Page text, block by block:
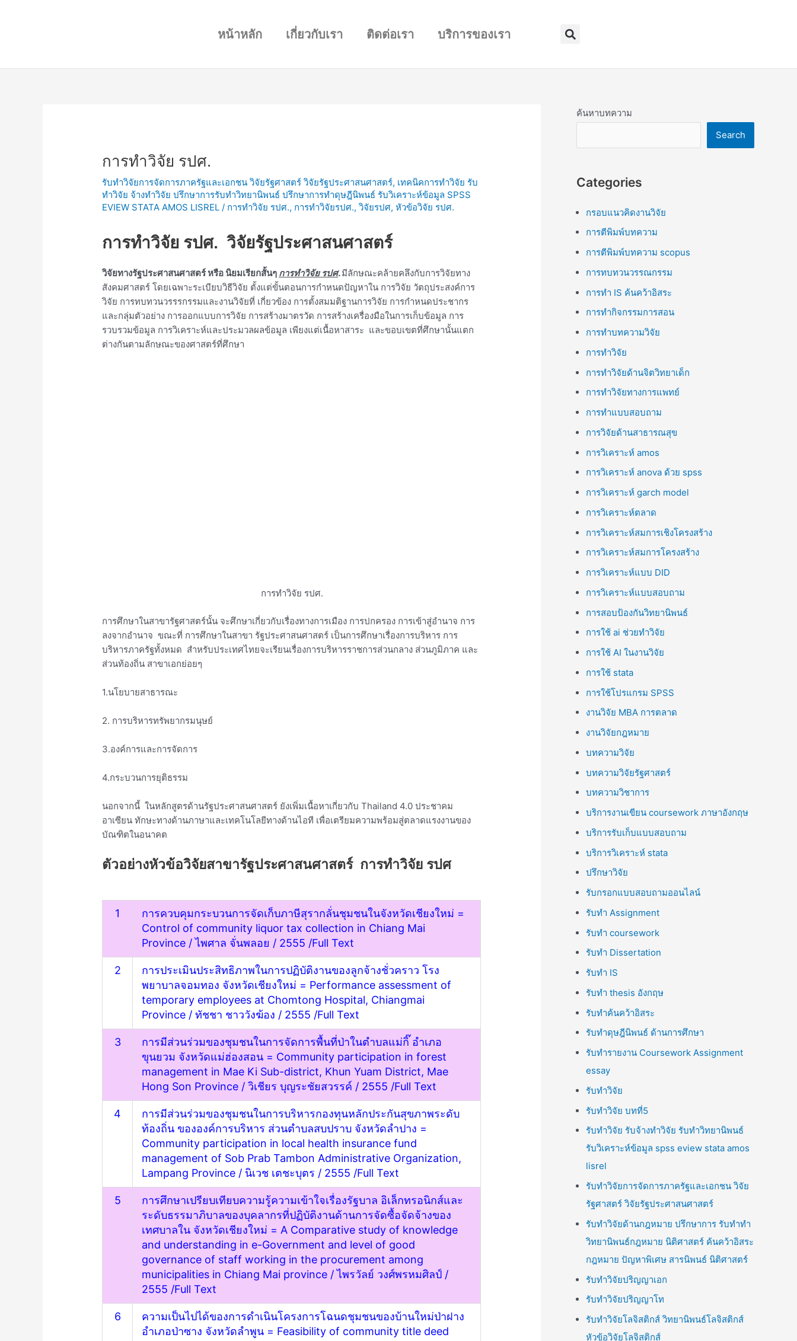
หน้าหลัก เกี่ยวกับเรา ติดต่อเรา บริการของเรา Search
การทำวิจัย รปศ.
รับทำวิจัยการจัดการภาครัฐและเอกชน วิจัยรัฐศาสตร์ วิจัยรัฐประศาสนศาสตร์, เทคนิคการทำวิจัย รับ
ทำวิจัย จ้างทำวิจัย ปรึกษาการรับทำวิทยานิพนธ์ ปรึกษาการทำดุษฎีนิพนธ์ รับวิเคราะห์ข้อมูล SPSS
EVIEW STATA AMOS LISREL / การทำวิจัย รปศ., การทำวิจัยรปศ.,วิจัยรปศ,หัวข้อวิจัย รปศ.
การทำวิจัย รปศ. วิจัยรัฐประศาสนศาสตร์
วิจัยทางรัฐประศาสนศาสตร์ หรือ นิยมเรียกสั้นๆ การทำวิจัย รปศ.มีลักษณะคล้ายคลึงกับการวิจัยทาง
สังคมศาสตร์ โดยเฉพาะระเบียบวิธีวิจัย ตั้งแต่ขั้นตอนการกำหนดปัญหาใน การวิจัย วัตถุประสงค์การ
วิจัย การทบทวนวรรรกรรมและงานวิจัยที่ เกี่ยวข้อง การตั้งสมมติฐานการวิจัย การกำหนดประชากร
และกลุ่มตัวอย่าง การออกแบบการวิจัย การสร้างมาตรวัด การสร้างเครื่องมือในการเก็บข้อมูล การ
รวบรวมข้อมูล การวิเคราะห์และประมวลผลข้อมูล เพียงแต่เนื้อหาสาระ และขอบเขตที่ศึกษานั้นแตก
ต่างกันตามลักษณะของศาสตร์ที่ศึกษา
การทำวิจัย รปศ.
การศึกษาในสาขารัฐศาสตร์นั้น จะศึกษาเกี่ยวกับเรื่องทางการเมือง การปกครอง การเข้าสู่อำนาจ การ
ลงจากอำนาจ ขณะที่ การศึกษาในสาขา รัฐประศาสนศาสตร์ เป็นการศึกษาเรื่องการบริหาร การ
บริหารภาครัฐทั้งหมด สำหรับประเทศไทยจะเรียนเรื่องการบริหารราชการส่วนกลาง ส่วนภูมิภาค และ
ส่วนท้องถิ่น สาขาเอกย่อยๆ
1.นโยบายสาธารณะ
2. การบริหารทรัพยากรมนุษย์
3.องค์การและการจัดการ
4.กระบวนการยุติธรรม
นอกจากนี้ ในหลักสูตรด้านรัฐประศาสนศาสตร์ ยังเพิ่มเนื้อหาเกี่ยวกับ Thailand 4.0 ประชาคม
อาเซียน ทักษะทางด้านภาษาและเทคโนโลยีทางด้านไอที เพื่อเตรียมความพร้อมสู่ตลาดแรงงานของ
บัณฑิตในอนาคต
ตัวอย่างหัวข้อวิจัยสาขารัฐประศาสนศาสตร์ การทำวิจัย รปศ
1
การควบคุมกระบวนการจัดเก็บภาษีสุรากลั่นชุมชนในจังหวัดเชียงใหม่ =
Control of community liquor tax collection in Chiang Mai
Province / ไพศาล จั่นพลอย / 2555 /Full Text
2
การประเมินประสิทธิภาพในการปฏิบัติงานของลูกจ้างชั่วคราว โรง
พยาบาลจอมทอง จังหวัดเชียงใหม่ = Performance assessment of
temporary employees at Chomtong Hospital, Chiangmai
Province / ทัชชา ชาววังฆ้อง / 2555 /Full Text
3
การมีส่วนร่วมของชุมชนในการจัดการพื้นที่ป่าในตำบลแม่กิ๊ อำเภอ
ขุนยวม จังหวัดแม่ฮ่องสอน = Community participation in forest
management in Mae Ki Sub-district, Khun Yuam District, Mae
Hong Son Province / วิเชียร บุญระชัยสวรรค์ / 2555 /Full Text
4
การมีส่วนร่วมของชุมชนในการบริหารกองทุนหลักประกันสุขภาพระดับ
ท้องถิ่น ขององค์การบริหาร ส่วนตำบลสบปราบ จังหวัดลำปาง =
Community participation in local health insurance fund
management of Sob Prab Tambon Administrative Organization,
Lampang Province / นิเวช เตชะบุตร / 2555 /Full Text
5
การศึกษาเปรียบเทียบความรู้ความเข้าใจเรื่องรัฐบาล อิเล็กทรอนิกส์และ
ระดับธรรมาภิบาลของบุคลากรที่ปฏิบัติงานด้านการจัดซื้อจัดจ้างของ
เทศบาลใน จังหวัดเชียงใหม่ = A Comparative study of knowledge
and understanding in e-Government and level of good
governance of staff working in the procurement among
municipalities in Chiang Mai province / ไพรวัลย์ วงศ์พรหมศิลป์ /
2555 /Full Text
6
ความเป็นไปได้ของการดำเนินโครงการโฉนดชุมชนของบ้านใหม่ป่าฝาง
อำเภอป่าซาง จังหวัดลำพูน = Feasibility of community title deed
ค้นหาบทความ
Search
Categories
กรอบแนวคิดงานวิจัย
การตีพิมพ์บทความ
การตีพิมพ์บทความ scopus
การทบทวนวรรณกรรม
การทำ IS ค้นคว้าอิสระ
การทำกิจกรรมการสอน
การทำบทความวิจัย
การทำวิจัย
การทำวิจัยด้านจิตวิทยาเด็ก
การทำวิจัยทางการแพทย์
การทำแบบสอบถาม
การวิจัยด้านสาธารณสุข
การวิเคราะห์ amos
การวิเคราะห์ anova ด้วย spss
การวิเคราะห์ garch model
การวิเคราะห์ตลาด
การวิเคราะห์สมการเชิงโครงสร้าง
การวิเคราะห์สมการโครงสร้าง
การวิเคราะห์แบบ DID
การวิเคราะห์แบบสอบถาม
การสอบป้องกันวิทยานิพนธ์
การใช้ ai ช่วยทำวิจัย
การใช้ AI ในงานวิจัย
การใช้ stata
การใช้โปรแกรม SPSS
งานวิจัย MBA การตลาด
งานวิจัยกฎหมาย
บทความวิจัย
บทความวิจัยรัฐศาสตร์
บทความวิชาการ
บริการงานเขียน coursework ภาษาอังกฤษ
บริการรับเก็บแบบสอบถาม
บริการวิเคราะห์ stata
ปรึกษาวิจัย
รับกรอกแบบสอบถามออนไลน์
รับทำ Assignment
รับทำ coursework
รับทำ Dissertation
รับทำ IS
รับทำ thesis อังกฤษ
รับทำค้นคว้าอิสระ
รับทำดุษฎีนิพนธ์ ด้านการศึกษา
รับทำรายงาน Coursework Assignment
essay
รับทำวิจัย
รับทำวิจัย บทที่5
รับทำวิจัย รับจ้างทำวิจัย รับทำวิทยานิพนธ์
รับวิเคราะห์ข้อมูล spss eview stata amos
lisrel
รับทำวิจัยการจัดการภาครัฐและเอกชน วิจัย
รัฐศาสตร์ วิจัยรัฐประศาสนศาสตร์
รับทำวิจัยด้านกฎหมาย ปรึกษาการ รับทำทำ
วิทยานิพนธ์กฎหมาย นิติศาสตร์ ค้นคว้าอิสระ
กฎหมาย ปัญหาพิเศษ สารนิพนธ์ นิติศาสตร์
รับทำวิจัยปริญญาเอก
รับทำวิจัยปริญญาโท
รับทำวิจัยโลจิสติกส์ วิทยานิพนธ์โลจิสติกส์
หัวข้อวิจัยโลจิสติกส์